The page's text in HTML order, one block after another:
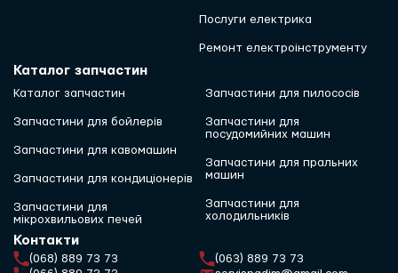
Послуги електрика
Ремонт електроінструменту
Каталог запчастин
Каталог запчастин
Запчастини для бойлерів
Запчастини для кавомашин
Запчастини для кондиціонерів
Запчастини для
мікрохвильових печей
Запчастини для пилососів
Запчастини для
посудомийних машин
Запчастини для пральних
машин
Запчастини для
холодильників
Контакти
(068) 889 73 73
(063) 889 73 73